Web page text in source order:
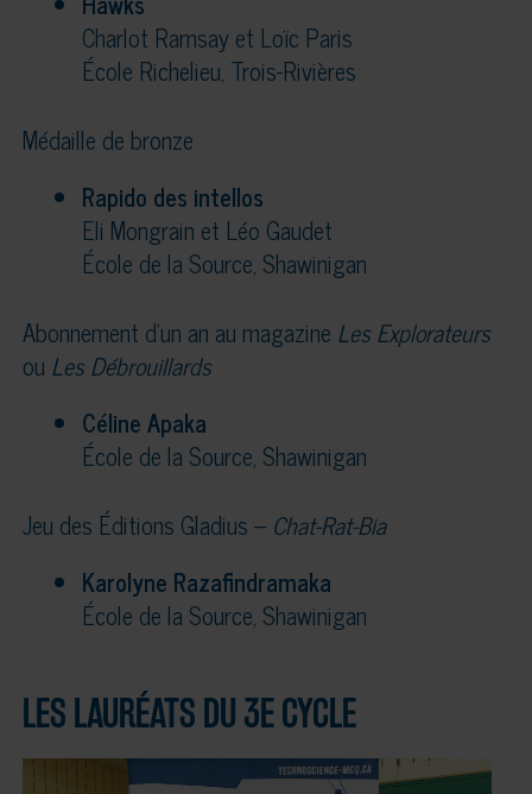
Charlot Ramsay et Loïc Paris
École Richelieu, Trois-Rivières
Médaille de bronze
Rapido des intellos
Eli Mongrain et Léo Gaudet
École de la Source, Shawinigan
Abonnement d’un an au magazine Les Explorateurs
ou Les Débrouillards
Céline Apaka
École de la Source, Shawinigan
Jeu des Éditions Gladius – Chat-Rat-Bia
Karolyne Razafindramaka
École de la Source, Shawinigan
LES LAURÉATS DU 3E CYCLE